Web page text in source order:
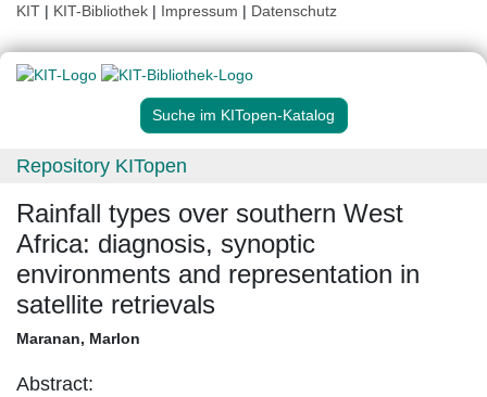
KIT | KIT-Bibliothek | Impressum | Datenschutz
Suche im KITopen-Katalog
Repository KITopen
Rainfall types over southern West
Africa: diagnosis, synoptic
environments and representation in
satellite retrievals
Maranan, Marlon
Abstract: